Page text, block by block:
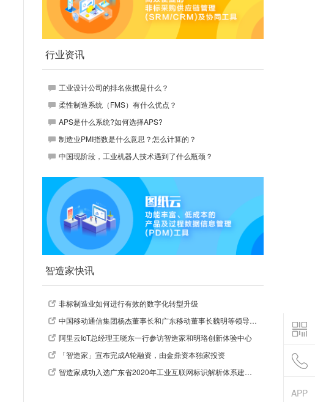
行业资讯
工业设计公司的排名依据是什么？
柔性制造系统（FMS）有什么优点？
APS是什么系统?如何选择APS?
制造业PMI指数是什么意思？怎么计算的？
中国现阶段，工业机器人技术遇到了什么瓶颈？
智造家快讯
非标制造业如何进行有效的数字化转型升级
中国移动通信集团杨杰董事长和广东移动董事长魏明等领导莅临指导
阿里云IoT总经理王晓东一行参访智造家和明珞创新体验中心
「智造家」宣布完成A轮融资，由金鼎资本独家投资
智造家成功入选广东省2020年工业互联网标识解析体系建设引导资金支持项目
APP